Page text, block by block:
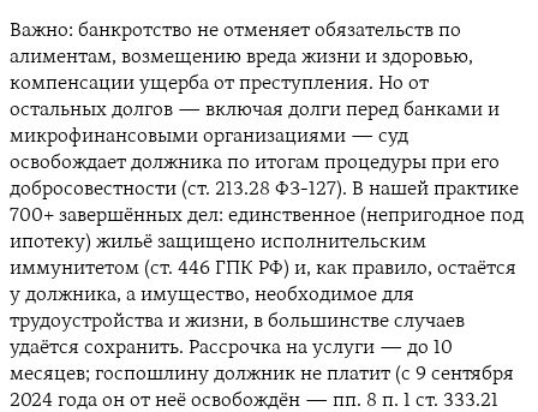
Важно: банкротство не отменяет обязательств по
алиментам, возмещению вреда жизни и здоровью,
компенсации ущерба от преступления. Но от
остальных долгов — включая долги перед банками и
микрофинансовыми организациями — суд
освобождает должника по итогам процедуры при его
добросовестности (ст. 213.28 ФЗ-127). В нашей практике
700+ завершённых дел: единственное (непригодное под
ипотеку) жильё защищено исполнительским
иммунитетом (ст. 446 ГПК РФ) и, как правило, остаётся
у должника, а имущество, необходимое для
трудоустройства и жизни, в большинстве случаев
удаётся сохранить. Рассрочка на услуги — до 10
месяцев; госпошлину должник не платит (с 9 сентября
2024 года он от неё освобождён — пп. 8 п. 1 ст. 333.21